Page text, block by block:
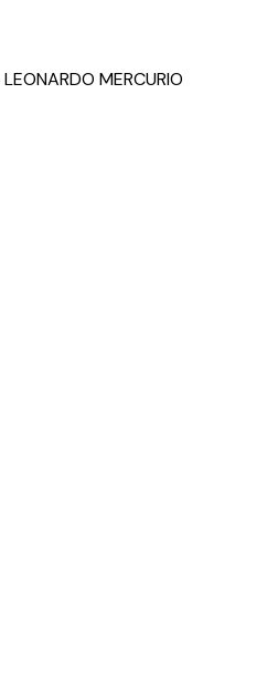
MERCURIO